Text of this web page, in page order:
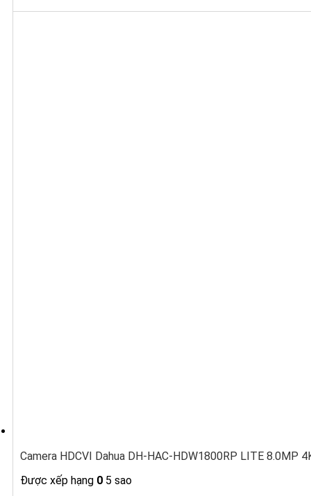
Camera HDCVI Dahua DH-HAC-HDW1800RP LITE 8.0MP
Được xếp hạng 0 5 sao